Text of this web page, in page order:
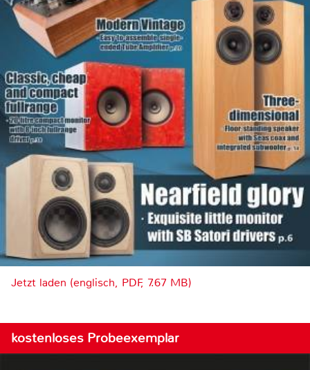
Jetzt laden (englisch, PDF, 7.67 MB)
kostenloses Probeexemplar